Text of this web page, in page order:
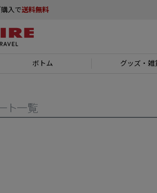
入で送料無料
ボトム グッズ ・雑
ト一覧